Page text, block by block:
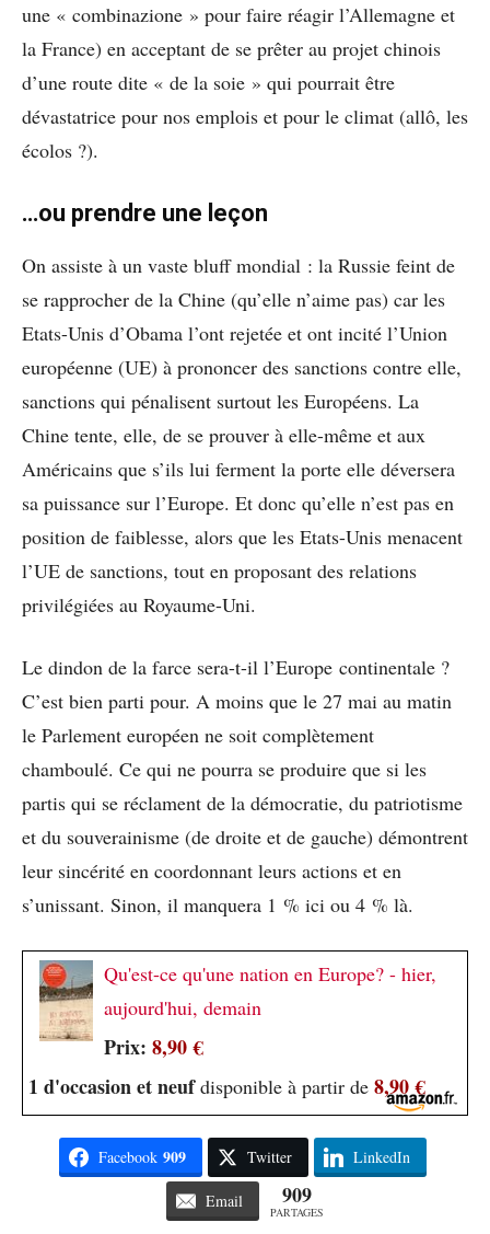
une « combinazione » pour faire réagir l’Allemagne et
la France) en acceptant de se prêter au projet chinois
d’une route dite « de la soie » qui pourrait être
dévastatrice pour nos emplois et pour le climat (allô, les
écolos ?).
…ou prendre une leçon
On assiste à un vaste bluff mondial : la Russie feint de
se rapprocher de la Chine (qu’elle n’aime pas) car les
Etats-Unis d’Obama l’ont rejetée et ont incité l’Union
européenne (UE) à prononcer des sanctions contre elle,
sanctions qui pénalisent surtout les Européens. La
Chine tente, elle, de se prouver à elle-même et aux
Américains que s’ils lui ferment la porte elle déversera
sa puissance sur l’Europe. Et donc qu’elle n’est pas en
position de faiblesse, alors que les Etats-Unis menacent
l’UE de sanctions, tout en proposant des relations
privilégiées au Royaume-Uni.
Le dindon de la farce sera-t-il l’Europe continentale ?
C’est bien parti pour. A moins que le 27 mai au matin
le Parlement européen ne soit complètement
chamboulé. Ce qui ne pourra se produire que si les
partis qui se réclament de la démocratie, du patriotisme
et du souverainisme (de droite et de gauche) démontrent
leur sincérité en coordonnant leurs actions et en
s’unissant. Sinon, il manquera 1 % ici ou 4 % là.
Qu'est-ce qu'une nation en Europe? - hier,
aujourd'hui, demain
Prix: 8,90 €
1 d'occasion et neufdisponible à partir de 8,90 €
Facebook 909 Twitter LinkedIn
Email 909
PARTAGES